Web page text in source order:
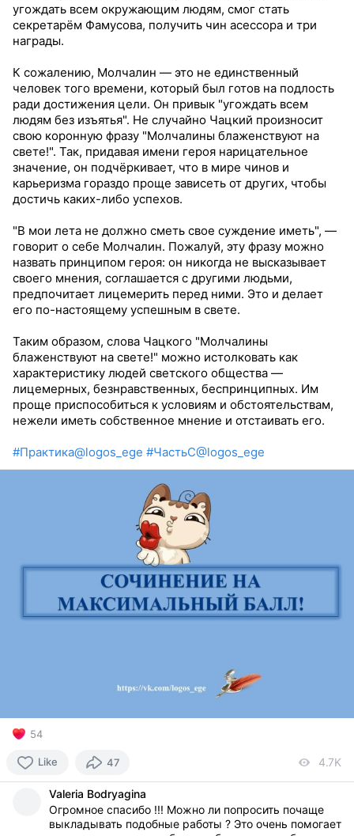
угождать всем окружающим людям, смог стать
секретарём Фамусова, получить чин асессора и три
награды.
К сожалению, Молчалин — это не единственный
человек того времени, который был готов на подлость
ради достижения цели. Он привык "угождать всем
людям без изъятья". Не случайно Чацкий произносит
свою коронную фразу "Молчалины блаженствуют на
свете!". Так, придавая имени героя нарицательное
значение, он подчёркивает, что в мире чинов и
карьеризма гораздо проще зависеть от других, чтобы
достичь каких-либо успехов.
"В мои лета не должно сметь свое суждение иметь", —
говорит о себе Молчалин. Пожалуй, эту фразу можно
назвать принципом героя: он никогда не высказывает
своего мнения, соглашается с другими людьми,
предпочитает лицемерить перед ними. Это и делает
его по-настоящему успешным в свете.
Таким образом, слова Чацкого "Молчалины
блаженствуют на свете!" можно истолковать как
характеристику людей светского общества —
лицемерных, безнравственных, беспринципных. Им
проще приспособиться к условиям и обстоятельствам,
нежели иметь собственное мнение и отстаивать его.
#Практика@logos_ege #ЧастьС@logos_ege
54
Like 47 4.7K
Valeria Bodryagina
Огромное спасибо !!! Можно ли попросить почаще
выкладывать подобные работы ? Это очень помогает